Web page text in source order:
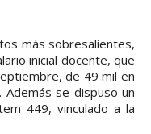
más sobresalientes,
inicial docente, que
de 49 mil en
se dispuso un
449, vinculado a la